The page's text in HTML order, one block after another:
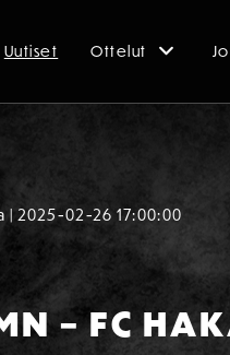
Uutiset Ottelut
| 2025-02-26 17:00:00
– FC